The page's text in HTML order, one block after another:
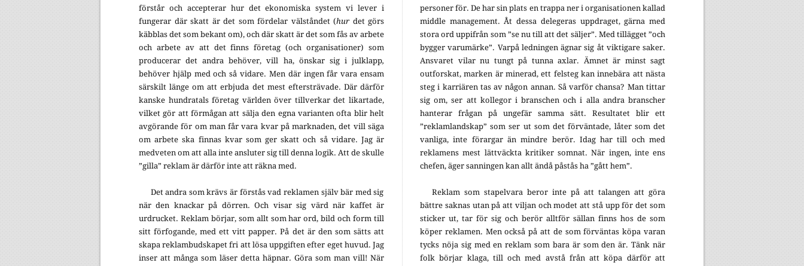
förstår och accepterar hur det ekonomiska system vi lever i
fungerar där skatt är det som fördelar välståndet (hur det görs
käbblas det som bekant om), och där skatt är det som fås av arbete
och arbete av att det finns företag (och organisationer) som
producerar det andra behöver, vill ha, önskar sig i julklapp,
behöver hjälp med och så vidare. Men där ingen får vara ensam
särskilt länge om att erbjuda det mest eftersträvade. Där därför
kanske hundratals företag världen över tillverkar det likartade,
vilket gör att förmågan att sälja den egna varianten ofta blir helt
avgörande för om man får vara kvar på marknaden, det vill säga
om arbete ska finnas kvar som ger skatt och så vidare. Jag är
medveten om att alla inte ansluter sig till denna logik. Att de skulle
”gilla” reklam är därför inte att räkna med.
Det andra som krävs är förstås vad reklamen själv bär med sig
när den knackar på dörren. Och visar sig värd när kaffet är
urdrucket. Reklam börjar, som allt som har ord, bild och form till
sitt förfogande, med ett vitt papper. På det är den som sätts att
skapa reklambudskapet fri att lösa uppgiften efter eget huvud. Jag
inser att många som läser detta häpnar. Göra som man vill! När
personer för. De har sin plats en trappa ner i organisationen kallad
middle management. Åt dessa delegeras uppdraget, gärna med
stora ord uppifrån som ”se nu till att det säljer”. Med tillägget ”och
bygger varumärke”. Varpå ledningen ägnar sig åt viktigare saker.
Ansvaret vilar nu tungt på tunna axlar. Ämnet är minst sagt
outforskat, marken är minerad, ett felsteg kan innebära att nästa
steg i karriären tas av någon annan. Så varför chansa? Man tittar
sig om, ser att kollegor i branschen och i alla andra branscher
hanterar frågan på ungefär samma sätt. Resultatet blir ett
”reklamlandskap” som ser ut som det förväntade, låter som det
vanliga, inte förargar än mindre berör. Idag har till och med
reklamens mest lättväckta kritiker somnat. När ingen, inte ens
chefen, äger sanningen kan allt ändå påstås ha ”gått hem”.
Reklam som stapelvara beror inte på att talangen att göra
bättre saknas utan på att viljan och modet att stå upp för det som
sticker ut, tar för sig och berör alltför sällan finns hos de som
köper reklamen. Men också på att de som förväntas köpa varan
tycks nöja sig med en reklam som bara är som den är. Tänk när
folk börjar klaga, till och med avstå från att köpa därför att